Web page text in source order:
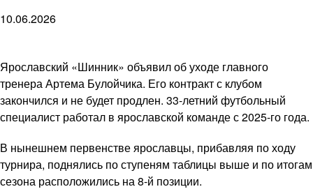
10.06.2026
Ярославский «Шинник» объявил об уходе главного
тренера Артема Булойчика. Его контракт с клубом
закончился и не будет продлен. 33-летний футбольный
специалист работал в ярославской команде с 2025-го года.
В нынешнем первенстве ярославцы, прибавляя по ходу
турнира, поднялись по ступеням таблицы выше и по итогам
сезона расположились на 8-й позиции.